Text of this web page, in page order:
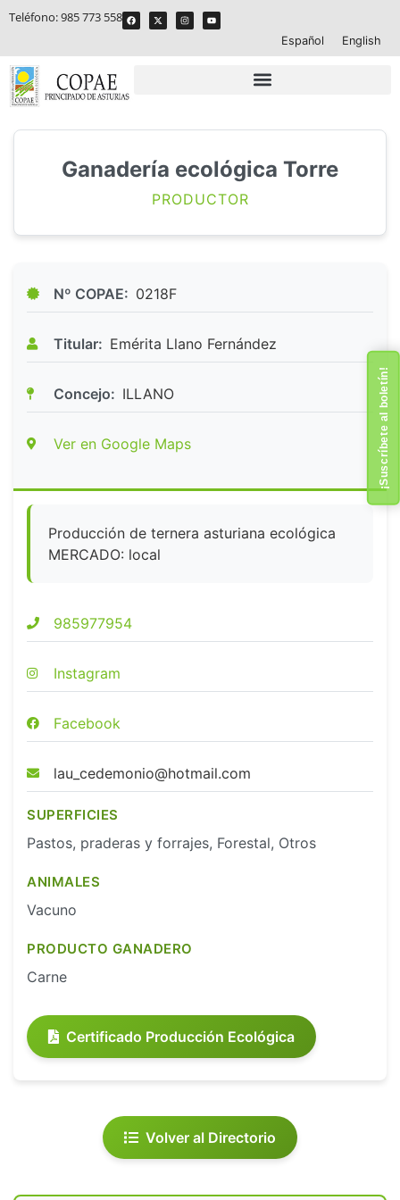
Teléfono:985 773 558
Español English
Ganadería ecológica Torre
PRODUCTOR
Nº COPAE: 0218F
Titular: Emérita Llano Fernández
Concejo: ILLANO
Ver en Google Maps
Producción de ternera asturiana ecológica
MERCADO: local
985977954
Instagram
Facebook
lau_cedemonio@hotmail.com
SUPERFICIES
Pastos, praderas y forrajes, Forestal, Otros
ANIMALES
Vacuno
PRODUCTO GANADERO
Carne
Certificado Producción Ecológica
Volver al Directorio
¡Suscríbete al boletín!